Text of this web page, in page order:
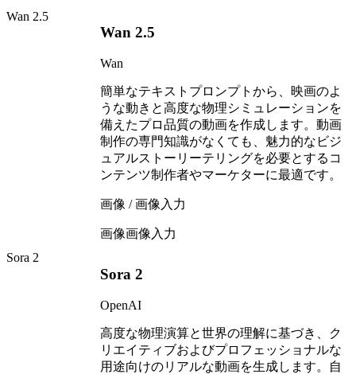
Wan 2.5
Wan 2.5
Wan
簡単なテキストプロンプトから、映画のよ
うな動きと高度な物理シミュレーションを
備えたプロ品質の動画を作成します。動画
制作の専門知識がなくても、魅力的なビジ
ュアルストーリーテリングを必要とするコ
ンテンツ制作者やマーケターに最適です。
画像 / 画像入力
画像画像入力
Sora 2
Sora 2
OpenAI
高度な物理演算と世界の理解に基づき、ク
リエイティブおよびプロフェッショナルな
用途向けのリアルな動画を生成します。自